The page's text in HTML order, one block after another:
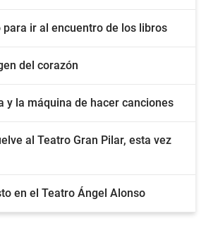
para ir al encuentro de los libros
del corazón
y la máquina de hacer canciones
al Teatro Gran Pilar, esta vez
en el Teatro Ángel Alonso